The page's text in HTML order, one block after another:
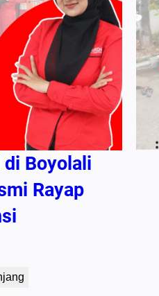
Boyolali
Rayap